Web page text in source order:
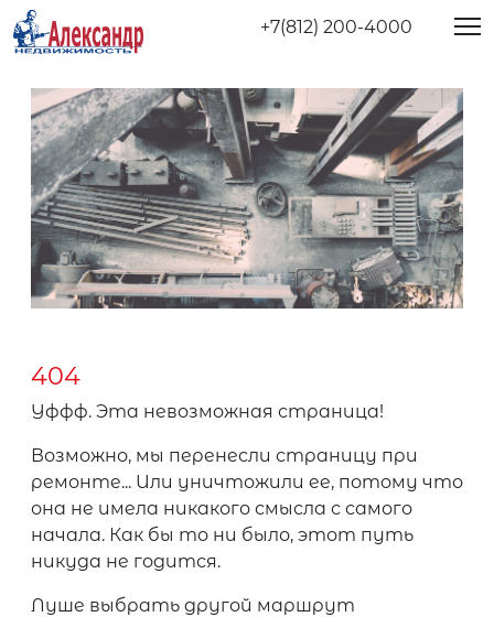
+7(812) 200-4000
404
Уффф. Эта невозможная страница!
Возможно, мы перенесли страницу при
ремонте... Или уничтожили ее, потому что
она не имела никакого смысла с самого
начала. Как бы то ни было, этот путь
никуда не годится.
Луше выбрать другой маршрут